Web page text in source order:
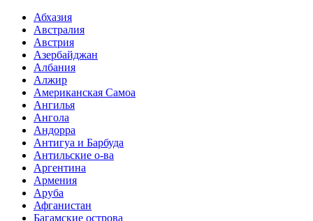
Абхазия
Австралия
Австрия
Азербайджан
Албания
Алжир
Американская Самоа
Ангилья
Ангола
Андорра
Антигуа и Барбуда
Антильские о-ва
Аргентина
Армения
Аруба
Афганистан
Багамские острова